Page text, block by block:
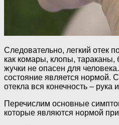
Следовательно, легкий отек
как комары, клопы,
жучки не опасен для
состояние является нормой.
отекла вся конечность – рука
Перечислим основные
которые являются нормой при